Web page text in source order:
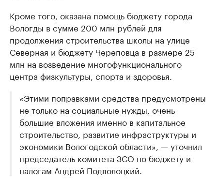
Кроме того, оказана помощь бюджету города
Вологды в сумме 200 млн рублей для
продолжения строительства школы на улице
Северная и бюджету Череповца в размере 25
млн на возведение многофункционального
центра физкультуры, спорта и здоровья.
«Этими поправками средства предусмотрены
не только на социальные нужды, очень
большие вложения именно в капитальное
строительство, развитие инфраструктуры и
экономики Вологодской области», — уточнил
председатель комитета ЗСО по бюджету и
налогам Андрей Подволоцкий.